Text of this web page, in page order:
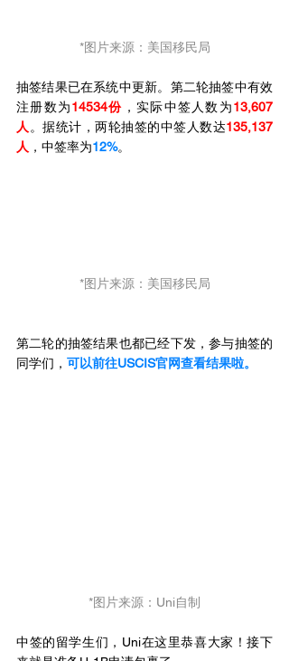
*图片来源：美国移民局
抽签结果已在系统中更新。第二轮抽签中有效
注册数为14534份 ，实际中签人数为13,607
人 。据统计，两轮抽签的中签人数达135,137
人 ，中签率为12%。
*图片来源：美国移民局
第二轮的抽签结果也都已经下发，参与抽签的
同学们， 可以前往USCIS官网查看结果啦。
*图片来源：Uni自制
中签的留学生们，Uni在这里恭喜大家！接下